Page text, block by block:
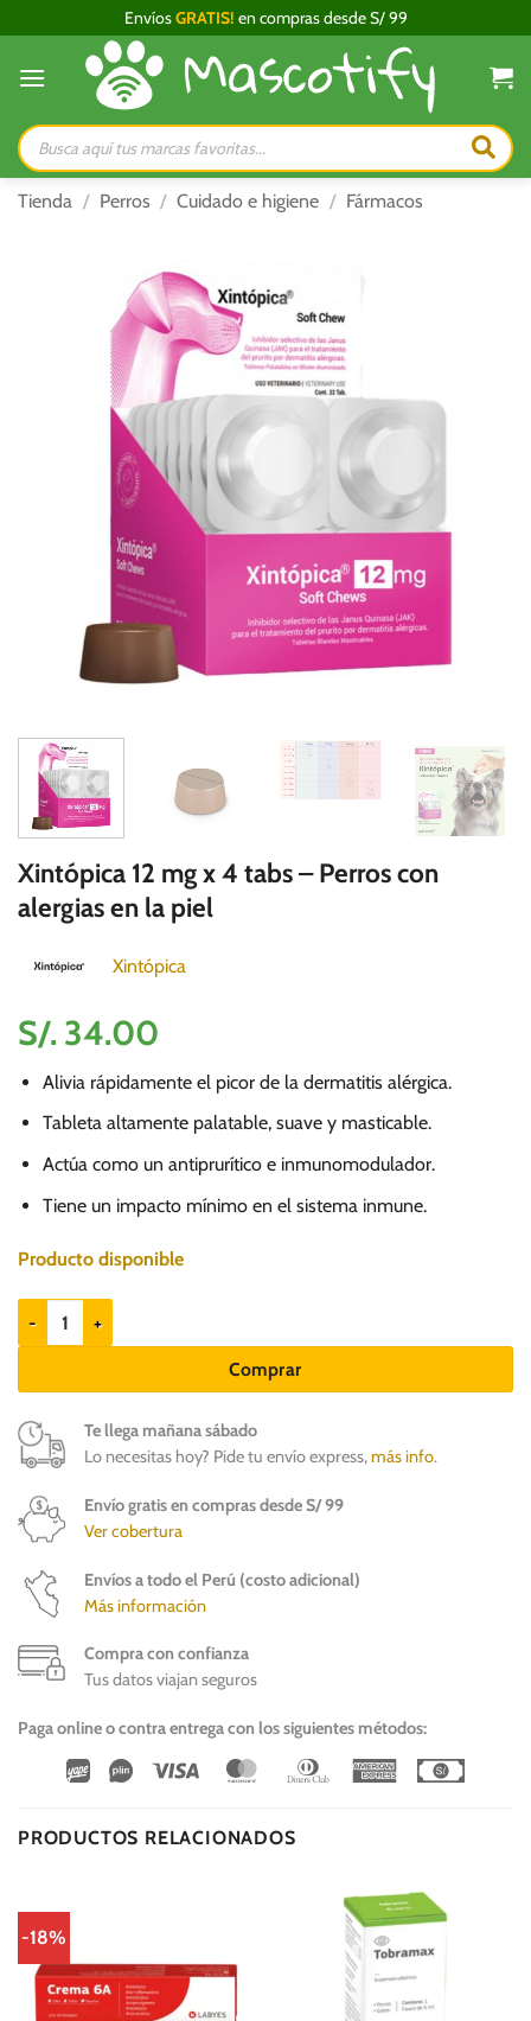
al
contenido
EnvíosGRATIS! en compras desde S/ 99
Búsqueda
de
productos
Tienda / Perros / Cuidado e higiene / Fármacos
Xintópica 12 mg x 4 tabs – Perros con
alergias en la piel
Xintópica
S/. 34.00
Alivia rápidamente el picor de la dermatitis alérgica.
Tableta altamente palatable, suave y masticable.
Actúa como un antiprurítico e inmunomodulador.
Tiene un impacto mínimo en el sistema inmune.
Producto disponible
Xintópica 12 mg x 4 tabs - Perros con alergias en la piel cantidad
Comprar
Te llega mañana sábado
Lo necesitas hoy? Pide tu envío express,más info.
Envío gratis en compras desde S/ 99
Ver cobertura
Envíos a todo el Perú (costo adicional)
Más información
Compra con confianza
Tus datos viajan seguros
Paga online o contra entrega con los siguientes métodos:
Wirecard
Vipps Visa MasterCardDinners
American
PRODUCTOS RELACIONADOS
-18%